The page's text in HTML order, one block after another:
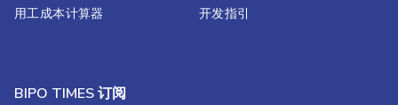
用工成本计算器
开发指引
BIPO TIMES 订阅